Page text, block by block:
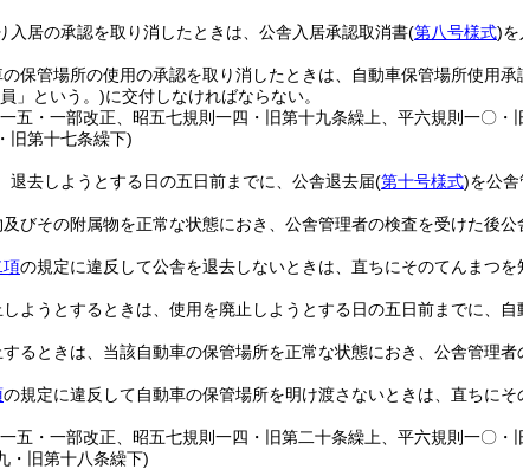
入居の承認を取り消したときは、公舎入居承認取消書(第八号様式)
保管場所の使用の承認を取り消したときは、自動車保管場所使用承
」という。)に交付しなければならない。
五・一部改正、昭五七規則一四・旧第十九条繰上、平六規則一〇・
旧第十七条繰下)
退去しようとする日の五日前までに、公舎退去届(第十号様式)を公
びその附属物を正常な状態におき、公舎管理者の検査を受けた後
項の規定に違反して公舎を退去しないときは、直ちにそのてんまつ
ようとするときは、使用を廃止しようとする日の五日前までに、
るときは、当該自動車の保管場所を正常な状態におき、公舎管理
の規定に違反して自動車の保管場所を明け渡さないときは、直ちに
五・一部改正、昭五七規則一四・旧第二十条繰上、平六規則一〇・
・旧第十八条繰下)